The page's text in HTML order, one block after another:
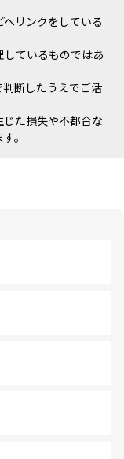
へリンクをしている
しているものではあ
断したうえでご活
た損失や不都合な
。